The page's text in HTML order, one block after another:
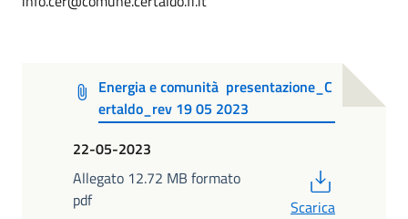
Energia e comunità presentazione_C
ertaldo_rev 19 05 2023
22-05-2023
Allegato 12.72 MB formato
pdf
Scarica